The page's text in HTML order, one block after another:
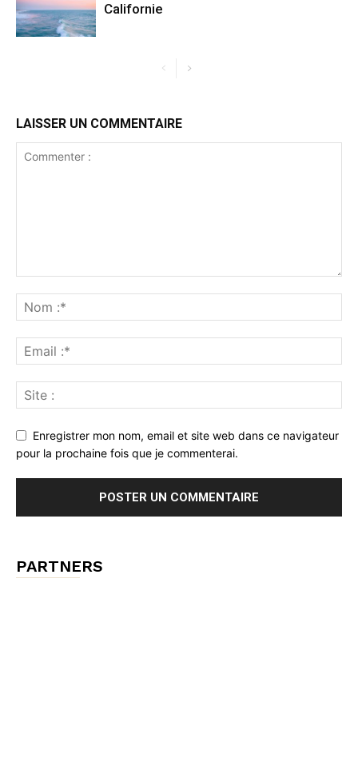
Californie
LAISSER UN COMMENTAIRE
Enregistrer mon nom, email et site web dans ce navigateur
pour la prochaine fois que je commenterai.
PARTNERS